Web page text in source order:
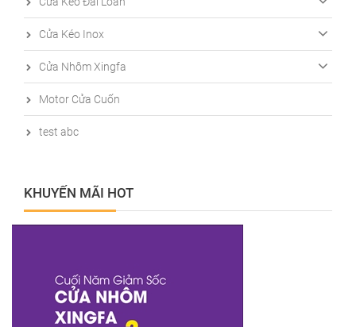
Cửa Kéo Inox
Cửa Nhôm Xingfa
Motor Cửa Cuốn
test abc
KHUYẾN MÃI HOT